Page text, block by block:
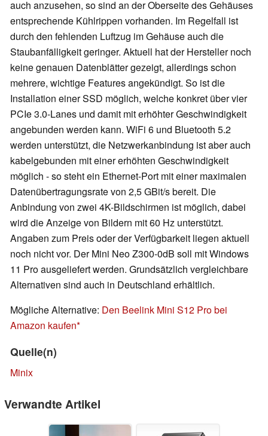
auch anzusehen, so sind an der Oberseite des Gehäuses
entsprechende Kühlrippen vorhanden. Im Regelfall ist
durch den fehlenden Luftzug im Gehäuse auch die
Staubanfälligkeit geringer. Aktuell hat der Hersteller noch
keine genauen Datenblätter gezeigt, allerdings schon
mehrere, wichtige Features angekündigt. So ist die
Installation einer SSD möglich, welche konkret über vier
PCIe 3.0-Lanes und damit mit erhöhter Geschwindigkeit
angebunden werden kann. WiFi 6 und Bluetooth 5.2
werden unterstützt, die Netzwerkanbindung ist aber auch
kabelgebunden mit einer erhöhten Geschwindigkeit
möglich - so steht ein Ethernet-Port mit einer maximalen
Datenübertragungsrate von 2,5 GBit/s bereit. Die
Anbindung von zwei 4K-Bildschirmen ist möglich, dabei
wird die Anzeige von Bildern mit 60 Hz unterstützt.
Angaben zum Preis oder der Verfügbarkeit liegen aktuell
noch nicht vor. Der Mini Neo Z300-0dB soll mit Windows
11 Pro ausgeliefert werden. Grundsätzlich vergleichbare
Alternativen sind auch in Deutschland erhältlich.
Mögliche Alternative: Den Beelink Mini S12 Pro bei
Amazon kaufen
Quelle(n)
Minix
Verwandte Artikel